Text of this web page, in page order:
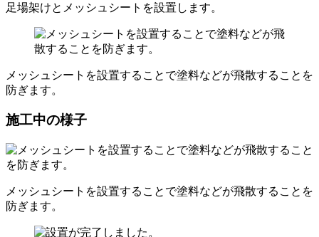
足場架けとメッシュシートを設置します。
メッシュシートを設置することで塗料などが飛散することを
防ぎます。
施工中の様子
メッシュシートを設置することで塗料などが飛散することを
防ぎます。